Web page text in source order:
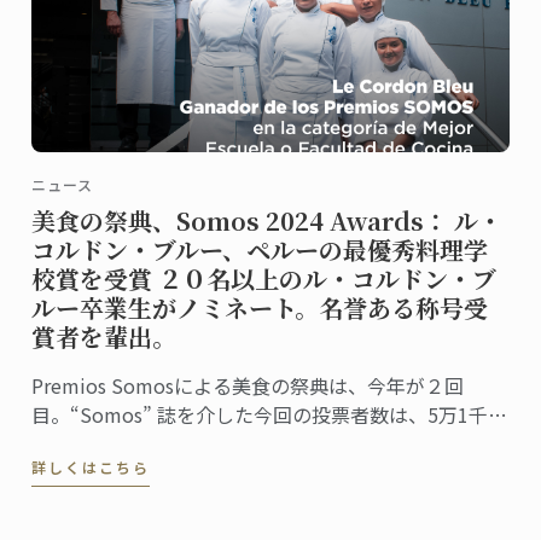
ニュース
美食の祭典、Somos 2024 Awards： ル・
コルドン・ブルー、ペルーの最優秀料理学
校賞を受賞 ２０名以上のル・コルドン・ブ
ルー卒業生がノミネート。名誉ある称号受
賞者を輩出。
Premios Somosによる美食の祭典は、今年が２回
目。“Somos” 誌を介した今回の投票者数は、5万1千人
ラン、および関連企業を称え４０部門における受賞
詳しくはこちら